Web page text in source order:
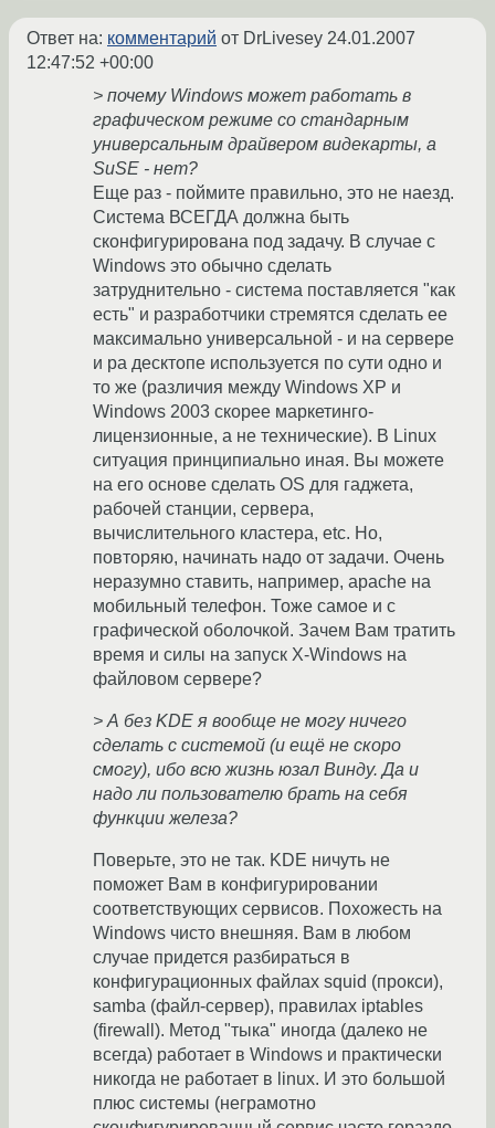
Ответ на: комментарий от DrLivesey 24.01.2007
12:47:52 +00:00
> почему Windows может работать в
графическом режиме со стандарным
универсальным драйвером видекарты, а
SuSE - нет?
Еще раз - поймите правильно, это не наезд.
Система ВСЕГДА должна быть
сконфигурирована под задачу. В случае с
Windows это обычно сделать
затруднительно - система поставляется "как
есть" и разработчики стремятся сделать ее
максимально универсальной - и на сервере
и ра десктопе используется по сути одно и
то же (различия между Windows XP и
Windows 2003 скорее маркетинго-
лицензионные, а не технические). В Linux
ситуация принципиально иная. Вы можете
на его основе сделать OS для гаджета,
рабочей станции, сервера,
вычислительного кластера, etc. Но,
повторяю, начинать надо от задачи. Очень
неразумно ставить, например, apache на
мобильный телефон. Тоже самое и с
графической оболочкой. Зачем Вам тратить
время и силы на запуск X-Windows на
файловом сервере?
> А без KDE я вообще не могу ничего
сделать с системой (и ещё не скоро
смогу), ибо всю жизнь юзал Винду. Да и
надо ли пользователю брать на себя
функции железа?
Поверьте, это не так. KDE ничуть не
поможет Вам в конфигурировании
соответствующих сервисов. Похожесть на
Windows чисто внешняя. Вам в любом
случае придется разбираться в
конфигурационных файлах squid (прокси),
samba (файл-сервер), правилах iptables
(firewall). Метод "тыка" иногда (далеко не
всегда) работает в Windows и практически
никогда не работает в linux. И это большой
плюс системы (неграмотно